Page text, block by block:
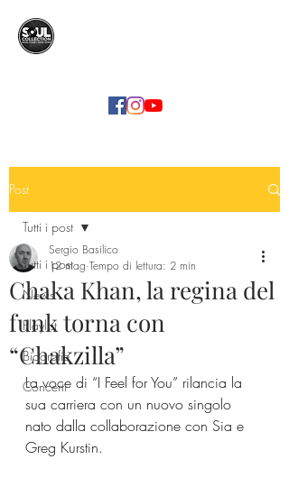
Post
Tutti i post
News
Playlist
Biografie
Concerti
Tutti i post
Chaka Khan, la regina del
funk torna con
“Chakzilla”
Sergio Basilico
12 mag Tempo di lettura: 2 min
La voce di “I Feel for You” rilancia la
sua carriera con un nuovo singolo
nato dalla collaborazione con Sia e
Greg Kurstin.